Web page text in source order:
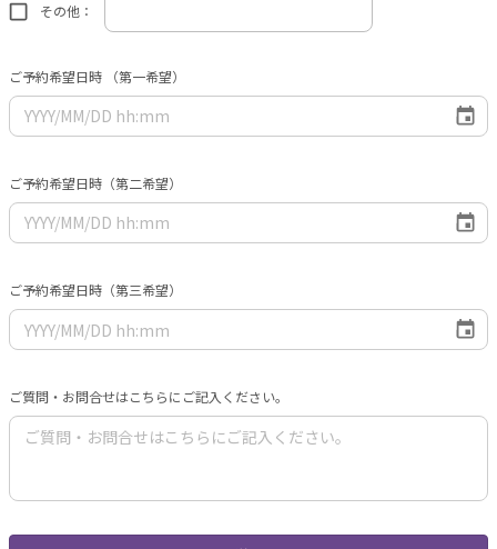
その他：
ご予約希望日時 （第一希望）
ご予約希望日時（第二希望）
ご予約希望日時（第三希望）
ご質問・お問合せはこちらにご記入ください。